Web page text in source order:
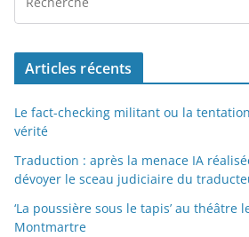
Articles récents
Le fact-checking militant ou la
vérité
Traduction : après la menace IA
dévoyer le sceau judiciaire du
‘La poussière sous le tapis’ au théâtre
Montmartre